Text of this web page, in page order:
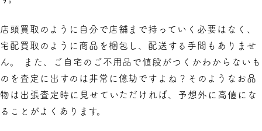
店頭買取のように自分で店舗まで持っていく必要はなく、
宅配買取のように商品を梱包し、配送する手間もありませ
ん。 また、ご自宅のご不用品で値段がつくかわからないも
のを査定に出すのは非常に億劫ですよね？そのようなお品
物は出張査定時に見せていただければ、予想外に高値にな
ることがよくあります。